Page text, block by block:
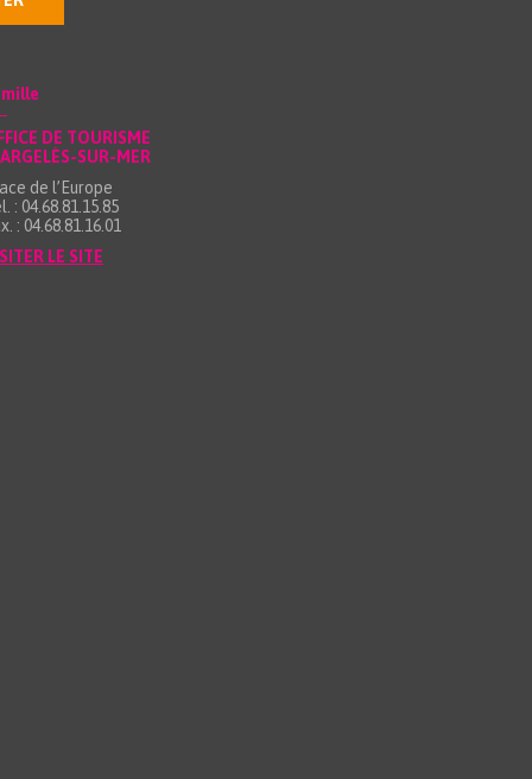
DE TOURISME
SUR-MER
de l’Europe
: 04.68.81.15.85
: 04.68.81.16.01
LE SITE